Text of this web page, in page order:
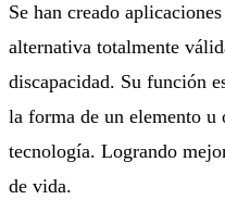
Se han creado
alternativa totalmente
discapacidad. Su función
la forma de un elemento u
tecnología. Logrando
de vida.